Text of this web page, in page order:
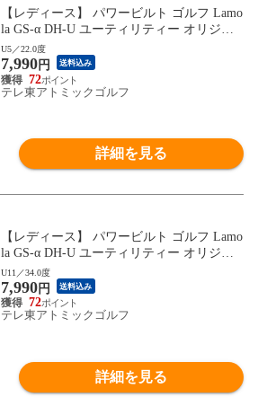
【レディース】 パワービルト ゴルフ Lamo
la GS-α DH-U ユーティリティー オリジナ
ル カーボンシャフト
U5／22.0度
7,990円 送料込み
72
テレ東アトミックゴルフ
詳細を見る
【レディース】 パワービルト ゴルフ Lamo
la GS-α DH-U ユーティリティー オリジナ
ル カーボンシャフト
U11／34.0度
7,990円 送料込み
72
テレ東アトミックゴルフ
詳細を見る